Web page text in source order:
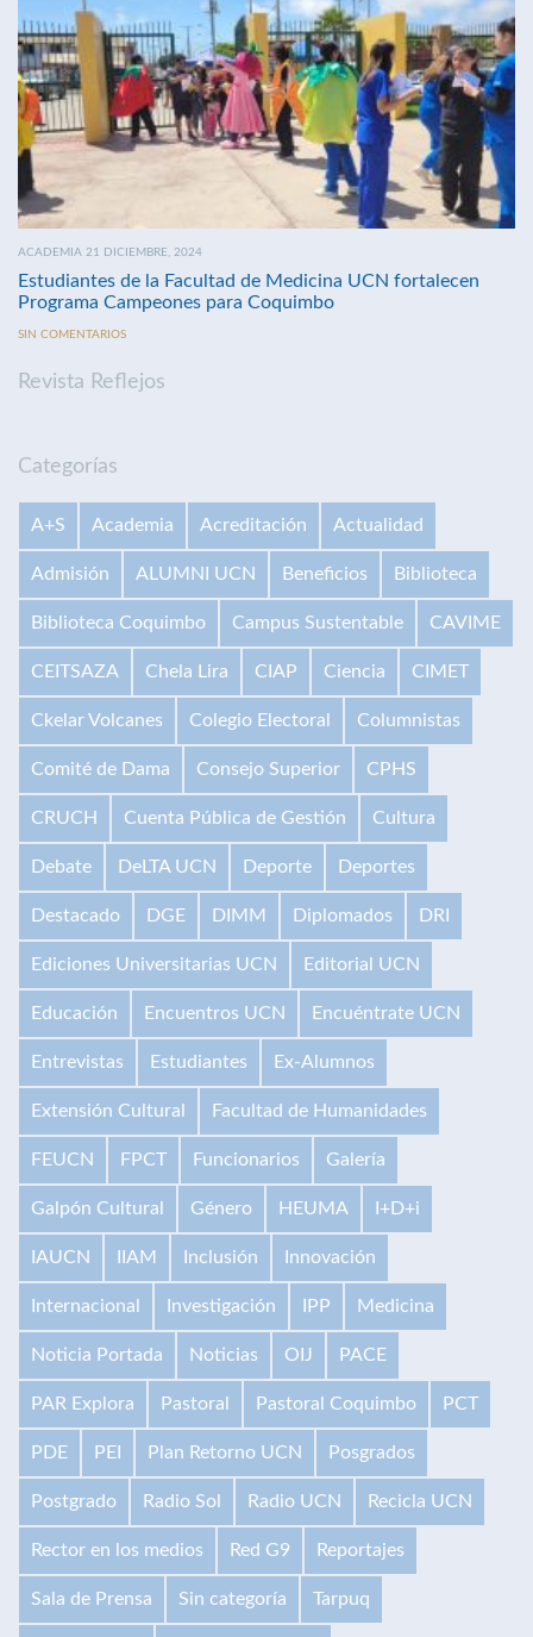
ACADEMIA 21 DICIEMBRE, 2024
Estudiantes de la Facultad de Medicina UCN fortalecen
Programa Campeones para Coquimbo
SIN COMENTARIOS
Revista Reflejos
Categorías
A+S Academia Acreditación Actualidad
Admisión ALUMNI UCN Beneficios Biblioteca
Biblioteca Coquimbo Campus Sustentable CAVIME
CEITSAZA Chela Lira CIAP Ciencia CIMET
Ckelar Volcanes Colegio Electoral Columnistas
Comité de Dama Consejo Superior CPHS
CRUCH Cuenta Pública de Gestión Cultura
Debate DeLTA UCN Deporte Deportes
Destacado DGE DIMM Diplomados DRI
Ediciones Universitarias UCN Editorial UCN
Educación Encuentros UCN Encuéntrate UCN
Entrevistas Estudiantes Ex-Alumnos
Extensión Cultural Facultad de Humanidades
FEUCN FPCT Funcionarios Galería
Galpón Cultural Género HEUMA I+D+i
IAUCN IIAM Inclusión Innovación
Internacional Investigación IPP Medicina
Noticia Portada Noticias OIJ PACE
PAR Explora Pastoral Pastoral Coquimbo PCT
PDE PEI Plan Retorno UCN Posgrados
Postgrado Radio Sol Radio UCN Recicla UCN
Rector en los medios Red G9 Reportajes
Sala de Prensa Sin categoría Tarpuq